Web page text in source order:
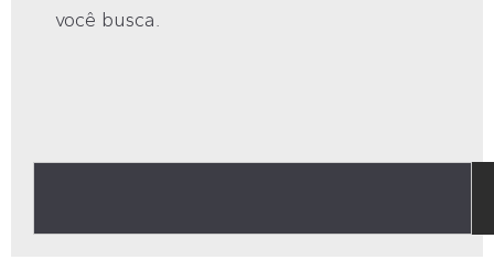
você busca.